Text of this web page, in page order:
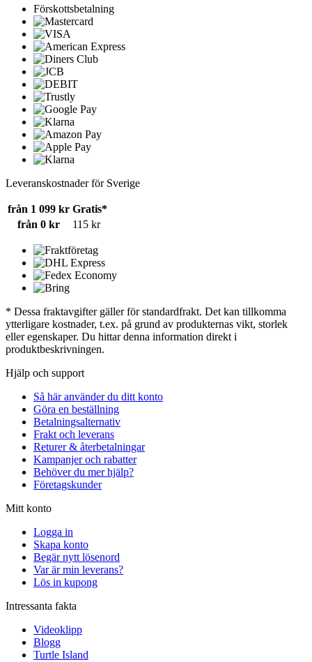
Förskottsbetalning
Leveranskostnader för Sverige
från 1 099 kr Gratis*
från 0 kr
115 kr
* Dessa fraktavgifter gäller för standardfrakt. Det kan tillkomma
ytterligare kostnader, t.ex. på grund av produkternas vikt, storlek
eller egenskaper. Du hittar denna information direkt i
produktbeskrivningen.
Hjälp och support
Så här använder du ditt konto
Göra en beställning
Betalningsalternativ
Frakt och leverans
Returer & återbetalningar
Kampanjer och rabatter
Behöver du mer hjälp?
Företagskunder
Mitt konto
Logga in
Skapa konto
Begär nytt lösenord
Var är min leverans?
Lös in kupong
Intressanta fakta
Videoklipp
Blogg
Turtle Island